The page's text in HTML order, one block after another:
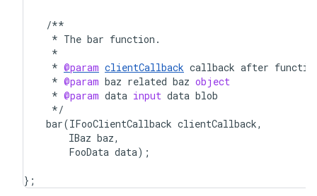
/**
* The bar function .
*
* @param clientCallback callback after
* @param baz related baz object
* @param data input data blob
*/
bar(IFooClientCallback clientCallback,
IBaz baz,
FooData data);
};